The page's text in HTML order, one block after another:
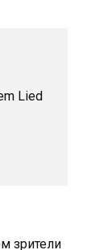
Lied
зрители